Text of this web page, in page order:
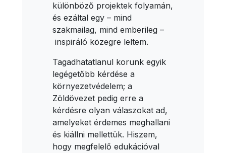
különböző projektek folyamán,
és ezáltal egy – mind
szakmailag, mind emberileg –
inspiráló közegre leltem.
Tagadhatatlanul korunk egyik
legégetőbb kérdése a
környezetvédelem; a
Zöldövezet pedig erre a
kérdésre olyan válaszokat ad,
amelyeket érdemes meghallani
és kiállni mellettük. Hiszem,
hogy megfelelő edukációval